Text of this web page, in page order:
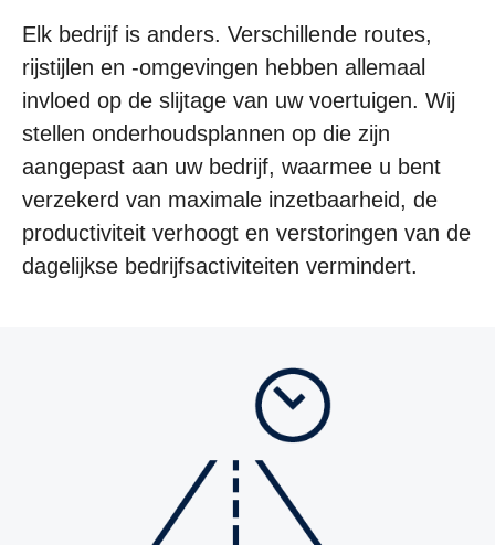
Elk bedrijf is anders. Verschillende routes,
rijstijlen en -omgevingen hebben allemaal
invloed op de slijtage van uw voertuigen. Wij
stellen onderhoudsplannen op die zijn
aangepast aan uw bedrijf, waarmee u bent
verzekerd van maximale inzetbaarheid, de
productiviteit verhoogt en verstoringen van de
dagelijkse bedrijfsactiviteiten vermindert.